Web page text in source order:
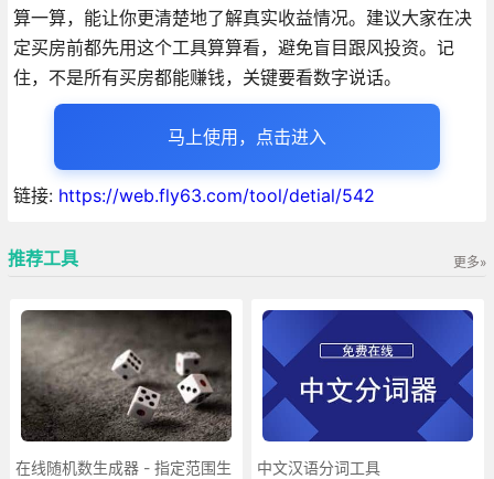
算一算，能让你更清楚地了解真实收益情况。建议大家在决
定买房前都先用这个工具算算看，避免盲目跟风投资。记
住，不是所有买房都能赚钱，关键要看数字说话。
马上使用，点击进入
链接: https://web.fly63.com/tool/detial/542
推荐工具 更多»
在线随机数生成器 - 指定范围生
中文汉语分词工具